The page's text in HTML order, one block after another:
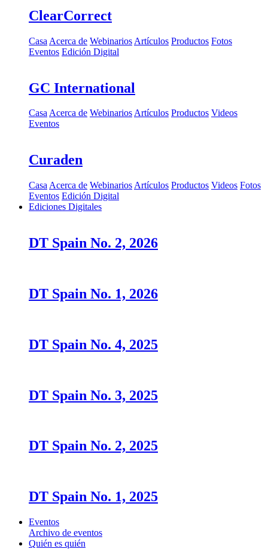
ClearCorrect
Casa Acerca de Webinarios Artículos Productos Fotos
Eventos Edición Digital
GC International
CasaAcerca de WebinariosArtículos Productos Videos
Eventos
Curaden
Casa Acerca de Webinarios Artículos Productos Videos Fotos
Eventos Edición Digital
Ediciones Digitales
DT Spain No. 2, 2026
DT Spain No. 1, 2026
DT Spain No. 4, 2025
DT Spain No. 3, 2025
DT Spain No. 2, 2025
DT Spain No. 1, 2025
Eventos
Archivo de eventos
Quién es quién